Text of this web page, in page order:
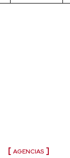
AGENCIAS